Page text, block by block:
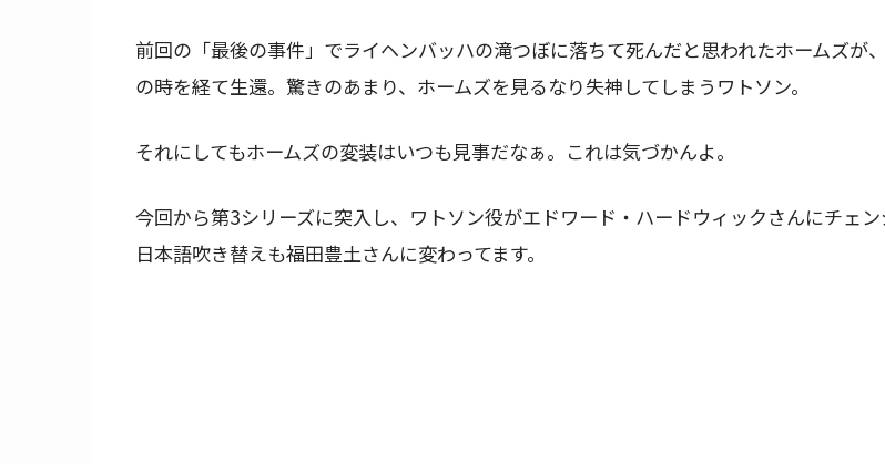
前回の「最後の事件」でライヘンバッハの滝つぼに落ちて死んだと思われたホームズが
の時を経て生還。驚きのあまり、ホームズを見るなり失神してしまうワトソン。
それにしてもホームズの変装はいつも見事だなぁ。これは気づかんよ。
今回から第3シリーズに突入し、ワトソン役がエドワード・ハードウィックさんにチェン
日本語吹き替えも福田豊土さんに変わってます。